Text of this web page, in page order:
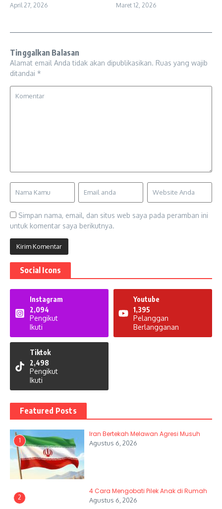
April 27, 2026 Maret 12, 2026
Tinggalkan Balasan
Alamat email Anda tidak akan dipublikasikan. Ruas yang wajib
ditandai *
Simpan nama, email, dan situs web saya pada peramban ini
untuk komentar saya berikutnya.
Social Icons
Instagram
2,094
Pengikut
Ikuti
Youtube
1,395
Pelanggan
Berlangganan
Tiktok
2,498
Pengikut
Ikuti
Featured Posts
1
Iran Bertekah Melawan Agresi Musuh
Agustus 6, 2026
2
4 Cara Mengobati Pilek Anak di Rumah
Agustus 6, 2026